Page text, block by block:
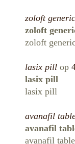
zoloft generic
zoloft
zoloft
lasix pill op
lasix pill
lasix pill
avanafil
avanafil
avanafil